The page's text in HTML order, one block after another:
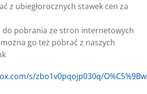
z ubiegłorocznych stawek cen za
do pobrania ze stron internetowych
go też pobrać z naszych
s/zbo1v0pqojp030q/